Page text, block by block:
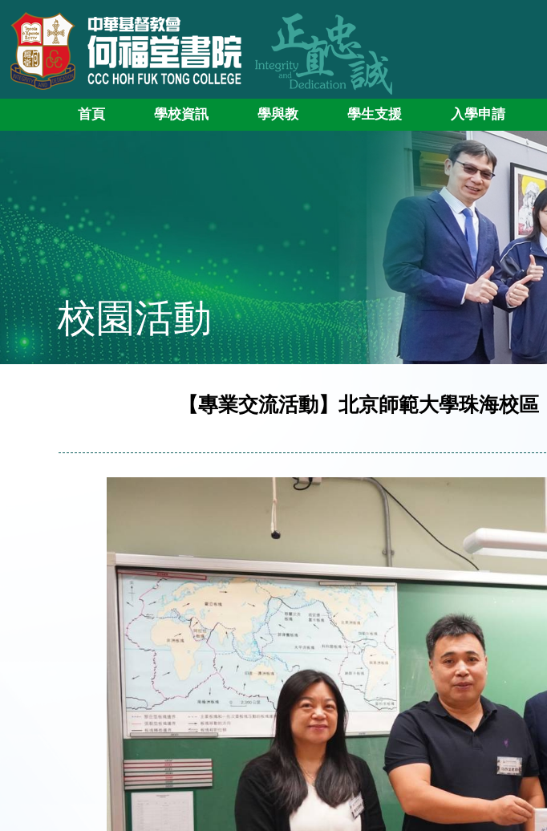
首頁 學校資訊 學與教 學生支援 入學申請
校園活動
【專業交流活動】北京師範大學珠海校